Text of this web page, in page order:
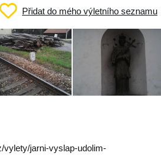
Přidat do mého výletního seznamu
vylety/jarni-vyslap-udolim-